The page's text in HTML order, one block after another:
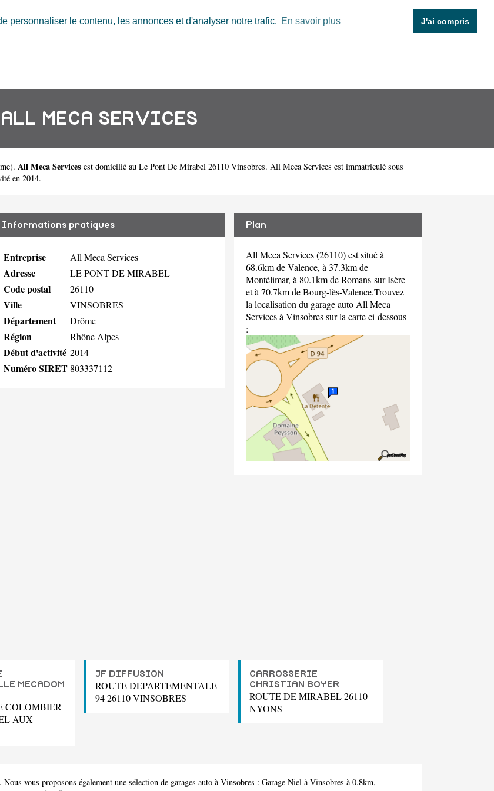
personnaliser le contenu, les annonces et d'analyser notre trafic. En savoir plus J'ai compris
ALL MECA SERVICES
). All Meca Services est domicilié au Le Pont De Mirabel 26110 Vinsobres. All Meca Services est immatriculé sous
en 2014.
Informations pratiques
Entreprise All Meca Services
Adresse LE PONT DE MIRABEL
Code postal 26110
Ville VINSOBRES
Département Drôme
Région Rhône Alpes
Début d'activité 2014
Numéro SIRET 803337112
Plan
All Meca Services (26110) est situé à
68.6km de Valence, à 37.3km de
Montélimar, à 80.1km de Romans-sur-Isère
et à 70.7km de Bourg-lès-Valence.Trouvez
la localisation du garage auto All Meca
Services à Vinsobres sur la carte ci-dessous
:
MECADOM
COLOMBIER
AUX
JF DIFFUSION
ROUTE DEPARTEMENTALE
94 26110 VINSOBRES
CARROSSERIE
CHRISTIAN BOYER
ROUTE DE MIRABEL 26110
NYONS
. Nous vous proposons également une sélection de garages auto à Vinsobres : Garage Niel à Vinsobres à 0.8km,